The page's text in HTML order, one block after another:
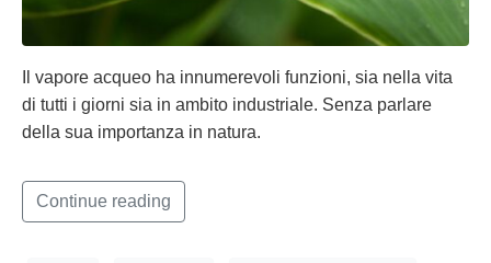
Il vapore acqueo ha innumerevoli funzioni, sia nella vita
di tutti i giorni sia in ambito industriale. Senza parlare
della sua importanza in natura.
Continue reading